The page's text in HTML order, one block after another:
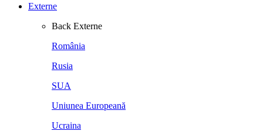
Externe
Back Externe
România
Rusia
SUA
Uniunea Europeană
Ucraina